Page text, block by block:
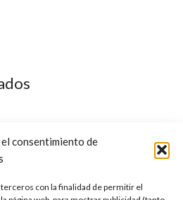
consentimiento de
con la finalidad de permitir el